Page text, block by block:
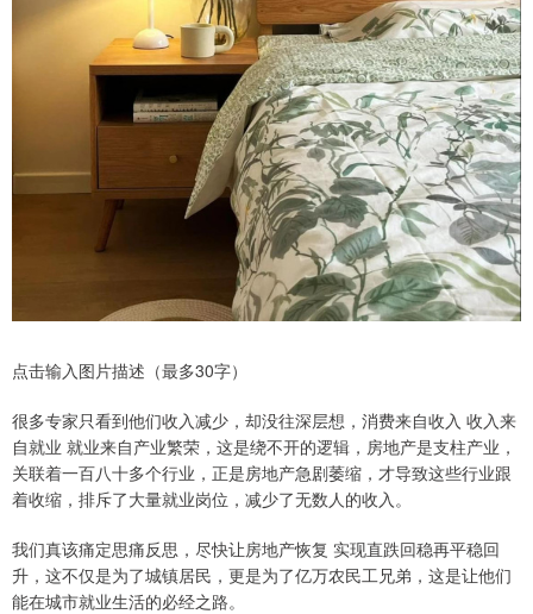
点击输入图片描述（最多30字）
很多专家只看到他们收入减少，却没往深层想，消费来自收入 收入来
自就业 就业来自产业繁荣，这是绕不开的逻辑，房地产是支柱产业，
关联着一百八十多个行业，正是房地产急剧萎缩，才导致这些行业跟
着收缩，排斥了大量就业岗位，减少了无数人的收入。
我们真该痛定思痛反思，尽快让房地产恢复 实现直跌回稳再平稳回
升，这不仅是为了城镇居民，更是为了亿万农民工兄弟，这是让他们
能在城市就业生活的必经之路。